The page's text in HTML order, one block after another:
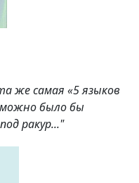
же самая «5 языков
было бы
ракур..."